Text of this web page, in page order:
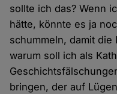
sollte ich das? Wenn
hätte, könnte es ja
schummeln, damit
warum soll ich als
bringen, der auf